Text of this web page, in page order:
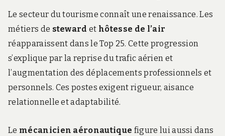
Le secteur du tourisme connaît une renaissance. Les
métiers de steward et hôtesse de l’air
réapparaissent dans le Top 25. Cette progression
s’explique par la reprise du trafic aérien et
l’augmentation des déplacements professionnels et
personnels. Ces postes exigent rigueur, aisance
relationnelle et adaptabilité.
Le mécanicien aéronautique figure lui aussi dans